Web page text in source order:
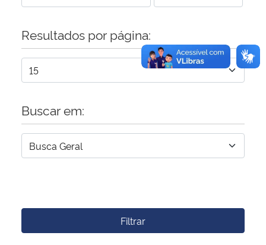
Banco Central do Brasil
Planalto
Resultados por página:
Buscar em:
Filtrar